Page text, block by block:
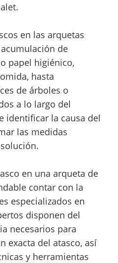
en las arquetas
de
papel higiénico,
hasta
de árboles o
a lo largo del
identificar la causa del
las medidas
en una arqueta de
contar con la
especializados en
disponen del
necesarios para
exacta del atasco, así
y herramientas